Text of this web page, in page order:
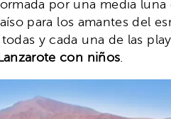
por una media
para los amantes del
y cada una de las
con niños